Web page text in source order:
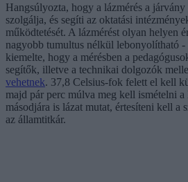
Hangsúlyozta, hogy a lázmérés a
szolgálja, és segíti az oktatási
működtetését. A lázmérést olyan helyen
nagyobb tumultus nélkül lebonyolítható -
kiemelte, hogy a mérésben a
segítők, illetve a technikai dolgozók
vehetnek. 37,8 Celsius-fok felett el kell
majd pár perc múlva meg kell ismételni a
másodjára is lázat mutat, értesíteni kell a
az államtitkár.